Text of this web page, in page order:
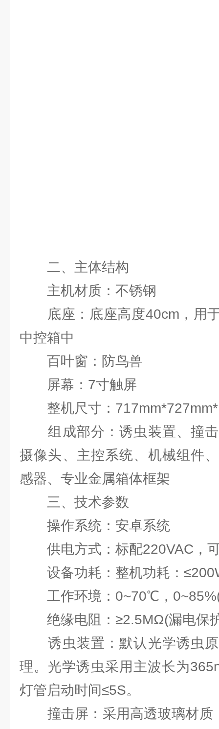
二、主体结构
主机材质：不锈钢
底座：底座高度40cm，用于
中控箱中
百叶窗：防鸟兽
屏幕：7寸触屏
整机尺寸：
组成部分：诱虫装置、撞击
摄像头、主控系统、机械组件
感器、专业金属箱体框架
三、技术参数
操作系统：安卓系统
供电方式：标配220VAC，可
设备功耗：整机功耗：
工作环境：0~70℃，0~85%(
绝缘电阻：≥2.5MΩ(漏电保
诱虫装置：默认光学诱虫原
理。光学诱虫采用主波长为
灯管启动时间≤5S。
撞击屏：采用高透玻璃材质